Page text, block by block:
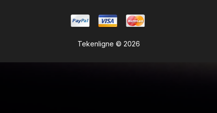
Tekenligne © 2026